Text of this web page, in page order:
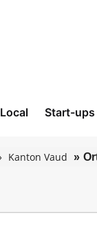
Local Start-ups
Kanton Vaud